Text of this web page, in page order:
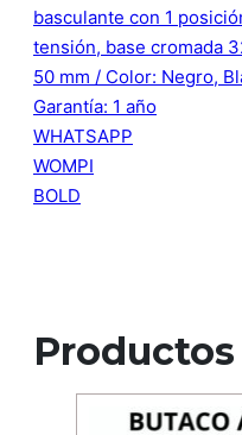
basculante con 1
tensión, base cromada
50 mm / Color: Negro,
Garantía: 1 año
WHATSAPP
WOMPI
BOLD